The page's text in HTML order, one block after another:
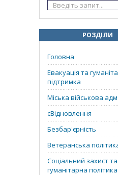
РОЗДІЛИ
Головна
Евакуація та
підтримка
Міська військова
єВідновлення
Безбар'єрність
Ветеранська
Соціальний захист та
гуманітарна політика